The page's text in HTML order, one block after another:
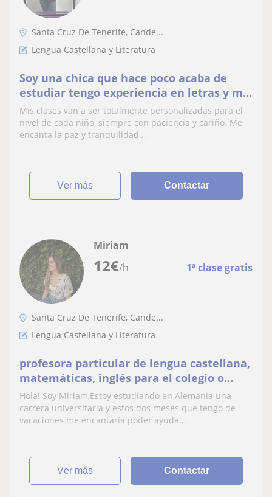
Santa Cruz De Tenerife, Cande...
Lengua Castellana y Literatura
Soy una chica que hace poco acaba de
estudiar tengo experiencia en letras y me
gustaría dar clase ya que me encantan los
niños
Mis clases van a ser totalmente personalizadas para el
nivel de cada niño, siempre con paciencia y cariño. Me
encanta la paz y tranquilidad...
ver más Contactar
12€/h 1ª clase gratis
Miriam
Santa Cruz De Tenerife, Cande...
Lengua Castellana y Literatura
profesora particular de lengua castellana,
matemáticas, inglés para el colegio o
instituto
Hola! Soy Miriam,Estoy estudiando en Alemania una
carrera universitaria y estos dos meses que tengo de
vacaciones me encantaría poder ayuda...
ver más Contactar